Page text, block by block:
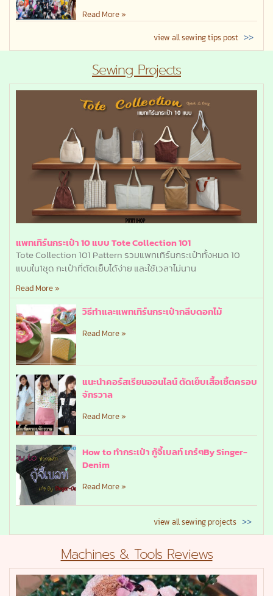
Read More »
view all sewing tips post >>
Sewing Projects
แพทเทิร์นกระเป๋า 10 แบบ Tote Collection 101
Tote Collection 101 Pattern รวมแพทเทิร์นกระเป๋าทั้งหมด 10
แบบใน1ชุด กะเป๋าที่ตัดเย็บได้ง่าย และใช้เวลาไม่นาน
Read More »
วิธีทำและแพทเทิร์นกระเป๋ากลีบดอกไม้
Read More »
แนะนำคอร์สเรียนออนไลน์ ตัดเย็บเสื้อเชิ้ตครอบ
จักรวาล
Read More »
How to ทำกระเป๋า กู้จี้เบลท์ เกร๋ๆBy Singer-
Denim
Read More »
view all sewing projects >>
Machines & Tools Reviews